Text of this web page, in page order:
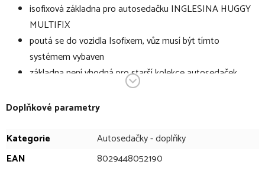
isofixová základna pro autosedačku INGLESINA HUGGY
MULTIFIX
poutá se do vozidla Isofixem, vůz musí být tímto
systémem vybaven
základna není vhodná pro starší kolekce autosedaček
Huggy, pouze pro kolekce od roku 2011
Doplňkové parametry
Kategorie
Autosedačky - doplňky
EAN
8029448052190